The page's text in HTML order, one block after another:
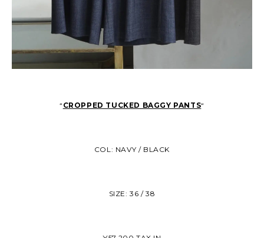
“ CROPPED TUCKED BAGGY PANTS“
COL: NAVY / BLACK
SIZE: 36 / 38